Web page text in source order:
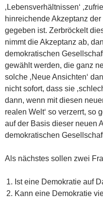
‚Lebensverhältnissen‘
hinreichende Akzeptanz der
gegeben ist. Zerbröckelt
nimmt die Akzeptanz ab,
demokratischen
gewählt werden, die ganz
solche ‚Neue Ansichten‘
nicht sofort, dass sie
dann, wenn mit diesen
realen Welt‘ so verzerrt, so
auf der Basis dieser neuen
demokratischen
Als nächstes sollen zwei
Ist eine Demokratie auf
Kann eine Demokratie